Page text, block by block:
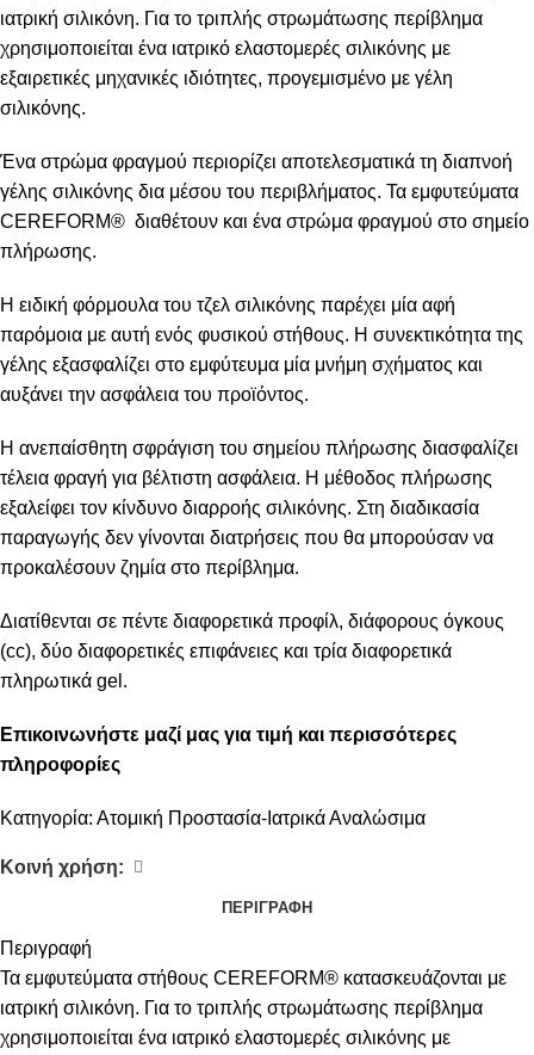
ιατρική σιλικόνη. Για το τριπλής στρωμάτωσης περίβλημα
χρησιμοποιείται ένα ιατρικό ελαστομερές σιλικόνης με
εξαιρετικές μηχανικές ιδιότητες, προγεμισμένο με γέλη
σιλικόνης.
Ένα στρώμα φραγμού περιορίζει αποτελεσματικά τη διαπνοή
γέλης σιλικόνης δια μέσου του περιβλήματος. Τα εμφυτεύματα
CEREFORM® διαθέτουν και ένα στρώμα φραγμού στο σημείο
πλήρωσης.
Η ειδική φόρμουλα του τζελ σιλικόνης παρέχει μία αφή
παρόμοια με αυτή ενός φυσικού στήθους. Η συνεκτικότητα της
γέλης εξασφαλίζει στο εμφύτευμα μία μνήμη σχήματος και
αυξάνει την ασφάλεια του προϊόντος.
Η ανεπαίσθητη σφράγιση του σημείου πλήρωσης διασφαλίζει
τέλεια φραγή για βέλτιστη ασφάλεια. Η μέθοδος πλήρωσης
εξαλείφει τον κίνδυνο διαρροής σιλικόνης. Στη διαδικασία
παραγωγής δεν γίνονται διατρήσεις που θα μπορούσαν να
προκαλέσουν ζημία στο περίβλημα.
Διατίθενται σε πέντε διαφορετικά προφίλ, διάφορους όγκους
(cc), δύο διαφορετικές επιφάνειες και τρία διαφορετικά
πληρωτικά gel.
Επικοινωνήστε μαζί μας για τιμή και περισσότερες
πληροφορίες
Κατηγορία: Ατομική Προστασία-Ιατρικά Αναλώσιμα
Κοινή χρήση:
ΠΕΡΙΓΡΑΦΉ
Περιγραφή
Τα εμφυτεύματα στήθους CEREFORM® κατασκευάζονται με
ιατρική σιλικόνη. Για το τριπλής στρωμάτωσης περίβλημα
χρησιμοποιείται ένα ιατρικό ελαστομερές σιλικόνης με